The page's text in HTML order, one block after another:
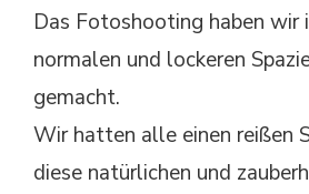
Das Fotoshooting haben wir
normalen und lockeren
gemacht.
Wir hatten alle einen reißen
diese natürlichen und